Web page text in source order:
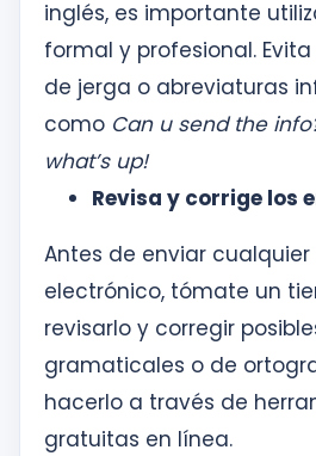
inglés, es importante
formal y profesional.
de jerga o abreviaturas
como Can u send the
what’s up!
Revisa y corrige los
Antes de enviar cualquier
electrónico, tómate un
revisarlo y corregir
gramaticales o de
hacerlo a través de
gratuitas en línea.